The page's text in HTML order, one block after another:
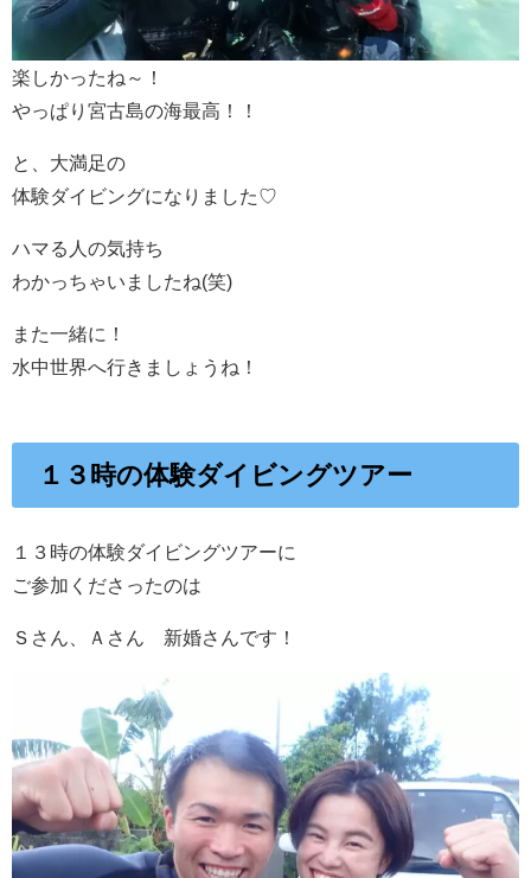
楽しかったね～！
やっぱり宮古島の海最高！！
と、大満足の
体験ダイビングになりました♡
ハマる人の気持ち
わかっちゃいましたね(笑)
また一緒に！
水中世界へ行きましょうね！
１３時の体験ダイビングツアー
１３時の体験ダイビングツアーに
ご参加くださったのは
Ｓさん、Ａさん 新婚さんです！